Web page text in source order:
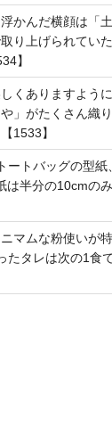
かんだ横顔は「土
り上げられてい
】
くありますように
」がたくさん織
1533】
ートバッグの型紙
は半分の10cmの
マムな粉使いが
たタレは次の1食